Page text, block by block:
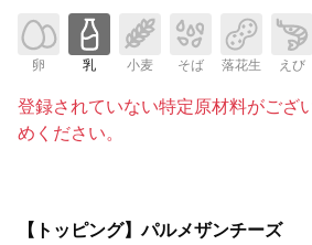
卵 乳 小麦 そば 落花生 えび
登録されていない特定原材料がござ
めください。
【トッピング】パルメザンチーズ